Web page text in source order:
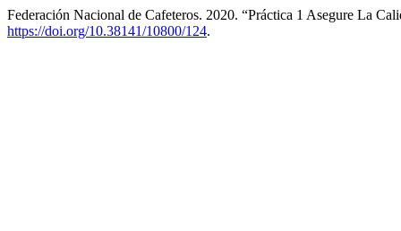
Federación Nacional de Cafeteros. 2020. “Práctica 1 Asegure La
https://doi.org/10.38141/10800/124.